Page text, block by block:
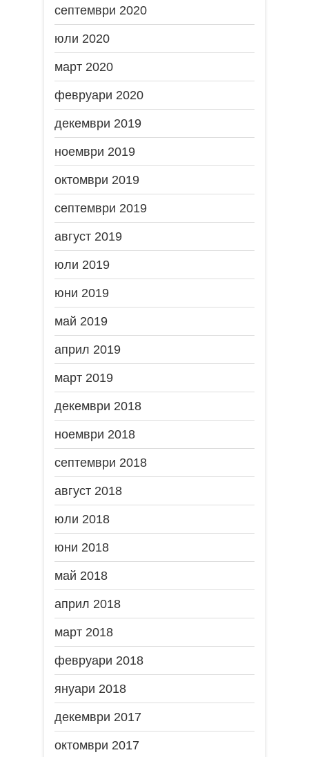
септември 2020
юли 2020
март 2020
февруари 2020
декември 2019
ноември 2019
октомври 2019
септември 2019
август 2019
юли 2019
юни 2019
май 2019
април 2019
март 2019
декември 2018
ноември 2018
септември 2018
август 2018
юли 2018
юни 2018
май 2018
април 2018
март 2018
февруари 2018
януари 2018
декември 2017
октомври 2017